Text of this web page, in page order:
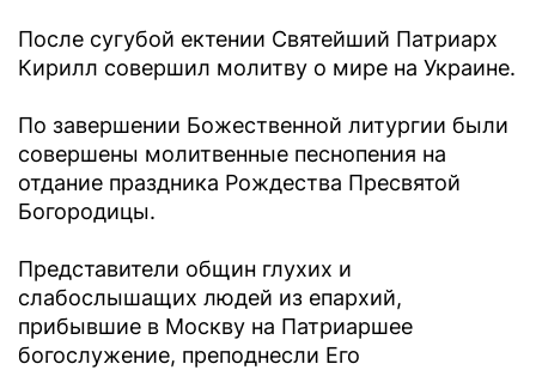
После сугубой ектении Святейший Патриарх
Кирилл совершил молитву о мире на Украине.
По завершении Божественной литургии были
совершены молитвенные песнопения на
отдание праздника Рождества Пресвятой
Богородицы.
Представители общин глухих и
слабослышащих людей из епархий,
прибывшие в Москву на Патриаршее
богослужение, преподнесли Его